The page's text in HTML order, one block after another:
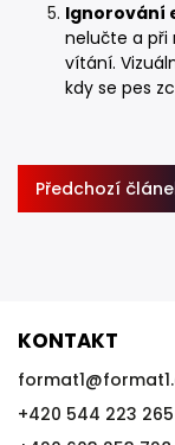
Ignorování
nelučte a při
vítání.
kdy se pes
Předchozí
KONTAKT
format1@
+420 544 223 265